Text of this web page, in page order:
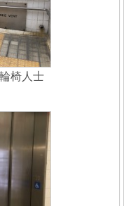
椅人士